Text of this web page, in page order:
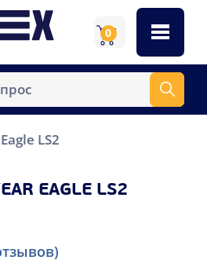
0
Eagle LS2
EAGLE LS2